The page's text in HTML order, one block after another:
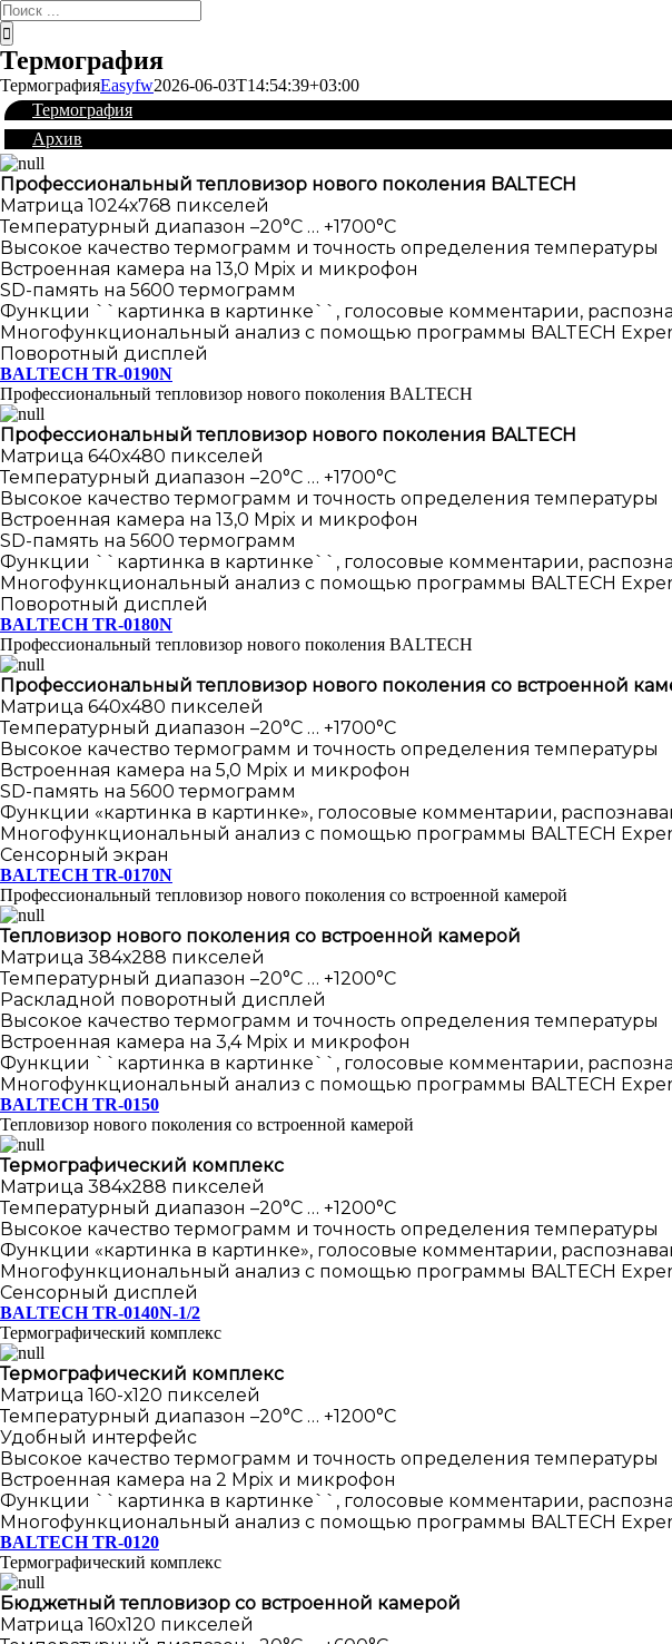
Термография
ТермографияEasyfw2026-06-03T14:54:39+03:00
Термография
Архив
Профессиональный тепловизор нового поколения BALTECH
Матрица 1024х768 пикселей
Температурный диапазон –20°С … +1700°С
Высокое качество термограмм и точность определения температуры
Встроенная камера на 13,0 Mpix и микрофон
SD-память на 5600 термограмм
Функции ``картинка в картинке``, голосовые комментарии,
Многофункциональный анализ с помощью программы BALTECH
Поворотный дисплей
BALTECH TR-0190N
Профессиональный тепловизор нового поколения BALTECH
Профессиональный тепловизор нового поколения BALTECH
Матрица 640х480 пикселей
Температурный диапазон –20°С … +1700°С
Высокое качество термограмм и точность определения температуры
Встроенная камера на 13,0 Mpix и микрофон
SD-память на 5600 термограмм
Функции ``картинка в картинке``, голосовые комментарии,
Многофункциональный анализ с помощью программы BALTECH
Поворотный дисплей
BALTECH TR-0180N
Профессиональный тепловизор нового поколения BALTECH
Профессиональный тепловизор нового поколения со встроенной
Матрица 640х480 пикселей
Температурный диапазон –20°С … +1700°С
Высокое качество термограмм и точность определения температуры
Встроенная камера на 5,0 Mpix и микрофон
SD-память на 5600 термограмм
Функции «картинка в картинке», голосовые комментарии,
Многофункциональный анализ с помощью программы BALTECH
Сенсорный экран
BALTECH TR-0170N
Профессиональный тепловизор нового поколения со встроенной камерой
Тепловизор нового поколения со встроенной камерой
Матрица 384х288 пикселей
Температурный диапазон –20°С … +1200°С
Раскладной поворотный дисплей
Высокое качество термограмм и точность определения температуры
Встроенная камера на 3,4 Mpix и микрофон
Функции ``картинка в картинке``, голосовые комментарии,
Многофункциональный анализ с помощью программы BALTECH
BALTECH TR-0150
Тепловизор нового поколения со встроенной камерой
Термографический комплекс
Матрица 384х288 пикселей
Температурный диапазон –20°С … +1200°С
Высокое качество термограмм и точность определения температуры
Функции «картинка в картинке», голосовые комментарии,
Многофункциональный анализ с помощью программы BALTECH
Сенсорный дисплей
BALTECH TR-0140N-1/2
Термографический комплекс
Термографический комплекс
Матрица 160-х120 пикселей
Температурный диапазон –20°С … +1200°С
Удобный интерфейс
Высокое качество термограмм и точность определения температуры
Встроенная камера на 2 Mpix и микрофон
Функции ``картинка в картинке``, голосовые комментарии,
Многофункциональный анализ с помощью программы BALTECH
BALTECH TR-0120
Термографический комплекс
Бюджетный тепловизор со встроенной камерой
Матрица 160х120 пикселей